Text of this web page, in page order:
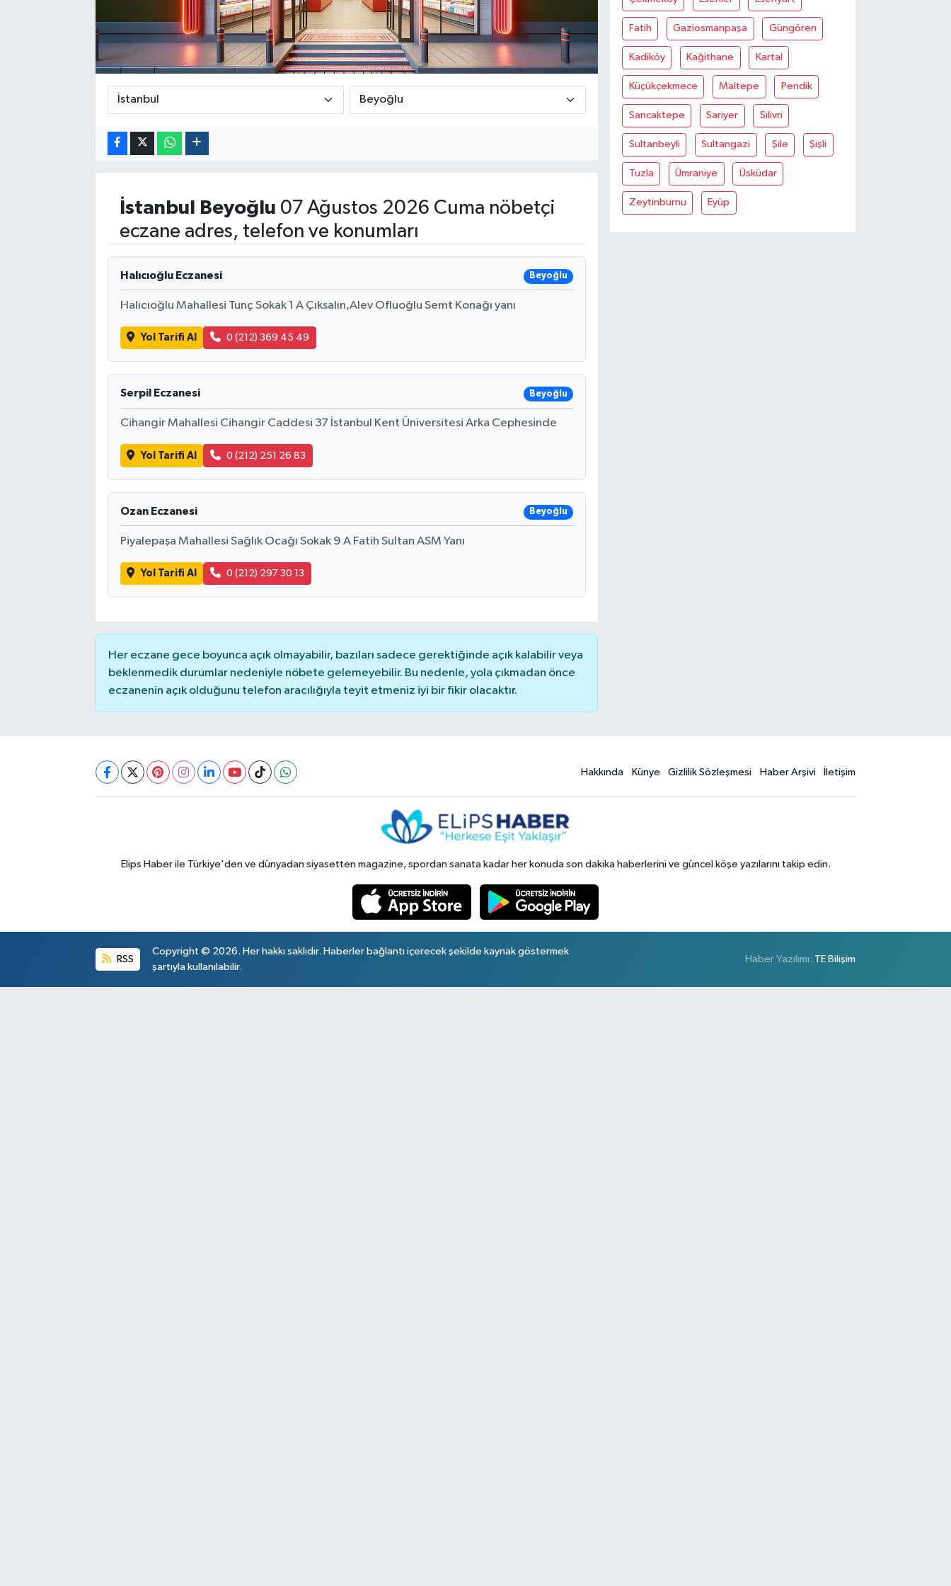
İstanbul Beyoğlu 07 Ağustos 2026 Cuma nöbetçi
eczane adres, telefon ve konumları
Halıcıoğlu Eczanesi Beyoğlu
Halıcıoğlu Mahallesi Tunç Sokak 1 A Çıksalın,Alev Ofluoğlu Semt Konağı yanı
Yol Tarifi Al 0 (212) 369 45 49
Serpil Eczanesi Beyoğlu
Cihangir Mahallesi Cihangir Caddesi 37 İstanbul Kent Üniversitesi Arka Cephesinde
Yol Tarifi Al 0 (212) 251 26 83
Ozan Eczanesi Beyoğlu
Piyalepaşa Mahallesi Sağlık Ocağı Sokak 9 A Fatih Sultan ASM Yanı
Yol Tarifi Al 0 (212) 297 30 13
Her eczane gece boyunca açık olmayabilir, bazıları sadece gerektiğinde açık kalabilir veya
beklenmedik durumlar nedeniyle nöbete gelemeyebilir. Bu nedenle, yola çıkmadan önce
eczanenin açık olduğunu telefon aracılığıyla teyit etmeniz iyi bir fikir olacaktır.
Fatih Gaziosmanpaşa Güngören
Kadiköy Kağithane Kartal
Küçükçekmece Maltepe Pendik
Sancaktepe Sariyer Silivri
Sultanbeyli Sultangazi Şile Şişli
Tuzla Ümraniye Üsküdar
Zeytinburnu Eyüp
Hakkında Künye Gizlilik Sözleşmesi Haber Arşivi İletişim
Elips Haber ile Türkiye'den ve dünyadan siyasetten magazine, spordan sanata kadar her konuda son dakika haberlerini ve güncel köşe yazılarını takip edin.
RSS
Copyright © 2026. Her hakkı saklıdır. Haberler bağlantı içerecek şekilde kaynak göstermek
şartıyla kullanılabilir.
Haber Yazılımı: TE Bilişim
2024 Seçim Sonuçları